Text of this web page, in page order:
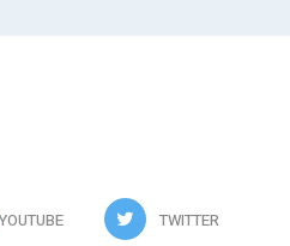
YOUTUBE TWITTER